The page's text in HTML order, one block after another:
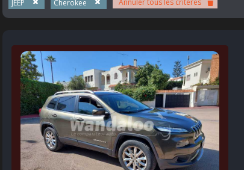
JEEP Cherokee Annuler tous les critères